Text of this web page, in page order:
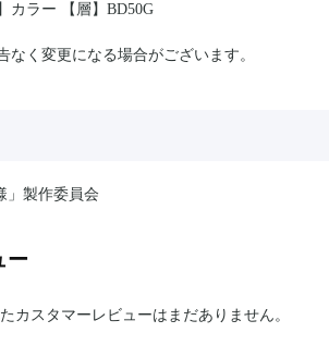
カラー 【層】BD50G
く変更になる場合がございます。
」製作委員会
ー
カスタマーレビューはまだありません。